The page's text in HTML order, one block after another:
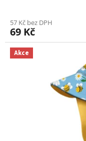
57 Kč bez DPH
69 Kč
Akce